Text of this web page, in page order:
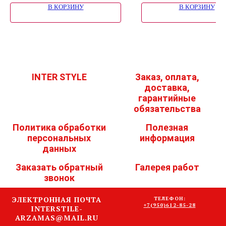
В КОРЗИНУ В КОРЗИНУ
INTER STYLE
Заказ, оплата,
доставка,
гарантийные
обязательства
Политика обработки
персональных
данных
Полезная
информация
Заказать обратный
звонок
Галерея работ
ЭЛЕКТРОННАЯ ПОЧТА
INTERSTILE-
ARZAMAS@MAIL.RU
ТЕЛЕФОН:
+7(950)612-85-28